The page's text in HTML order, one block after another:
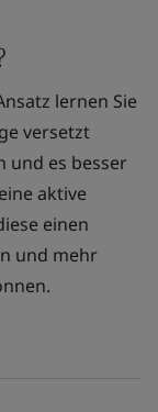
lernen Sie
versetzt
und es besser
aktive
einen
und mehr